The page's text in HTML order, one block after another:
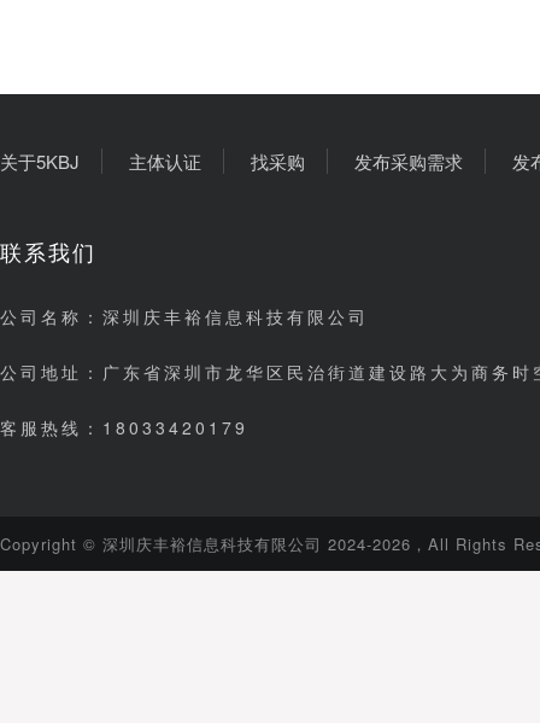
关于5KBJ 主体认证 找采购 发布采购需求 发
联系我们
公司名称：深圳庆丰裕信息科技有限公司
公司地址：广东省深圳市龙华区民治街道建设路大为商务
客服热线：18033420179
Copyright © 深圳庆丰裕信息科技有限公司 2024-2026，All Rights